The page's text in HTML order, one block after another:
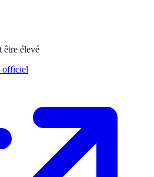
être élevé
officiel